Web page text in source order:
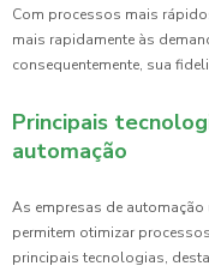
Com processos mais
mais rapidamente às
consequentemente, sua
Principais
automação
As empresas de
permitem otimizar
principais tecnologias,